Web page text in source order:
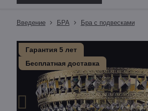
Введение БPA Бра с подвесками
Гарантия 5 лет
Бесплатная доставка